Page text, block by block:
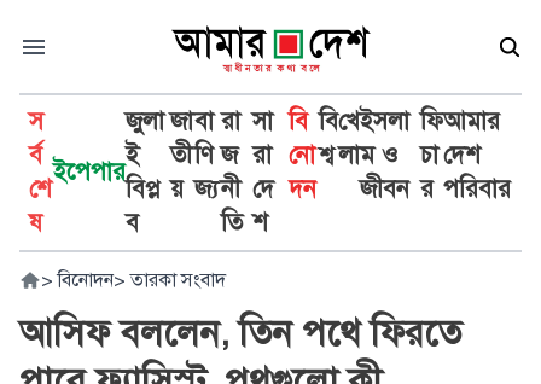
স
র্ব
শে
ষ
ইপেপার
জুলা
ই
বিপ্ল
ব
জা
তী
য়
বা
ণি
জ্য
রা
জ
নী
তি
সা
রা
দে
শ
বি
নো
দন
বি
শ্ব
খে
লা
ইসলা
ম ও
জীবন
ফি
চা
র
আমার
দেশ
পরিবার
> বিনোদন> তারকা সংবাদ
আসিফ বললেন, তিন পথে ফিরতে